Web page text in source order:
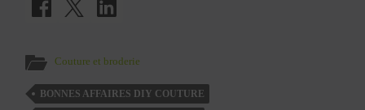
Couture et broderie
BONNES AFFAIRES DIY COUTURE